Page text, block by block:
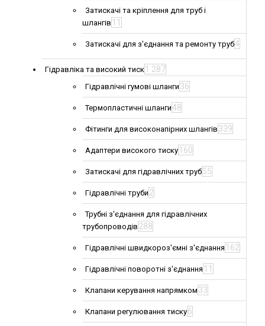
Затискачі та кріплення для труб і
шлангів 11
Затискачі для з'єднання та ремонту труб4
Гідравліка та високий тиск 1 287
Гідравлічні гумові шланги 36
Термопластичні шланги48
Фітинги для високонапірних шлангів 339
Адаптери високого тиску 160
Затискачі для гідравлічних труб55
Гідравлічні труби 2
Трубні з'єднання для гідравлічних
трубопроводів 288
Гідравлічні швидкороз'ємні з'єднання 162
Гідравлічні поворотні з'єднання 11
Клапани керування напрямком 33
Клапани регулювання тиску6